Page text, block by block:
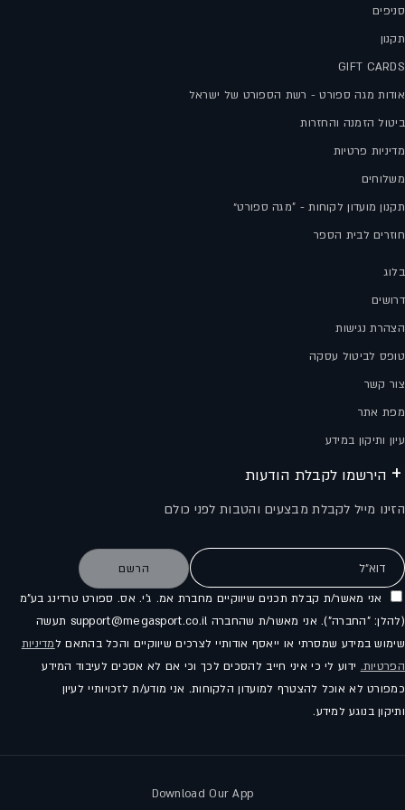
סניפים
תקנון
GIFT CARDS
אודות מגה ספורט - רשת הספורט של ישראל
ביטול הזמנה והחזרות
מדיניות פרטיות
משלוחים
תקנון מועדון לקוחות - "מגה ספורט״
חוזרים לבית הספר
בלוג
דרושים
הצהרת נגישות
טופס לביטול עסקה
צור קשר
מפת אתר
עיון ותיקון במידע
הירשמו לקבלת הודעות
הזינו מייל לקבלת מבצעים והטבות לפני כולם
דוא"ל הרשם
אני מאשר/ת קבלת תכנים שיווקיים מחברת אמ. ג'י. אס. ספורט טרדינג בע"מ
(להלן: "החברה"). אני מאשר/ת שהחברה support@megasport.co.il תעשה
שימוש במידע שמסרתי או ייאסף אודותיי לצרכים שיווקיים והכל בהתאם למדיניות
הפרטיות. ידוע לי כי איני חייב להסכים לכך וכי אם לא אסכים לעיבוד המידע
כמפורט לא אוכל להצטרף למועדון הלקוחות. אני מודע/ת לזכויותיי לעיון
ותיקון בנוגע למידע.
Download Our App